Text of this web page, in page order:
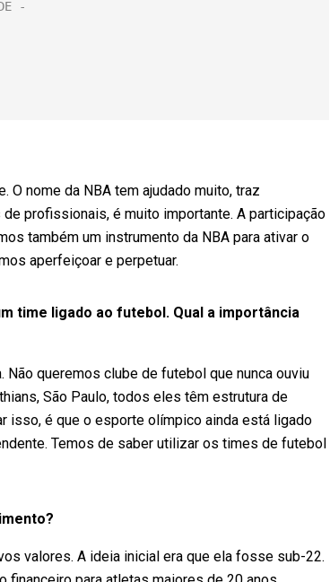
O nome da NBA tem ajudado muito, traz
profissionais, é muito importante. A participação
também um instrumento da NBA para ativar o
aperfeiçoar e perpetuar.
time ligado ao futebol. Qual a importância
queremos clube de futebol que nunca ouviu
São Paulo, todos eles têm estrutura de
isso, é que o esporte olímpico ainda está ligado
Temos de saber utilizar os times de futebol
valores. A ideia inicial era que ela fosse sub-22.